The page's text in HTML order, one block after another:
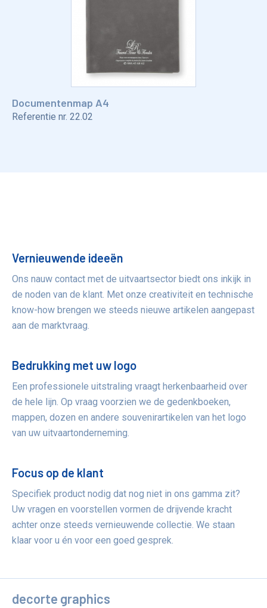
Documentenmap A4
Referentie nr. 22.02
Voordelen
Vernieuwende ideeën
Ons nauw contact met de uitvaartsector biedt ons inkijk in
de noden van de klant. Met onze creativiteit en technische
know-how brengen we steeds nieuwe artikelen aangepast
aan de marktvraag.
Bedrukking met uw logo
Een professionele uitstraling vraagt herkenbaarheid over
de hele lijn. Op vraag voorzien we de gedenkboeken,
mappen, dozen en andere souvenirartikelen van het logo
van uw uitvaartonderneming.
Focus op de klant
Specifiek product nodig dat nog niet in ons gamma zit?
Uw vragen en voorstellen vormen de drijvende kracht
achter onze steeds vernieuwende collectie. We staan
klaar voor u én voor een goed gesprek.
decorte graphics